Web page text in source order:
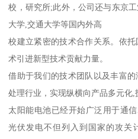
校，研究所;此外，公司还与东京
大学,交通大学等国内外高
校建立紧密的技术合作关系。依
术引进新型技术贡献力量。
借助于我们的技术团队以及丰富
处理行业，实现纵横向产品多元化,
太阳能电池已经开始广泛用于通
光伏发电不但列入到国家的攻关